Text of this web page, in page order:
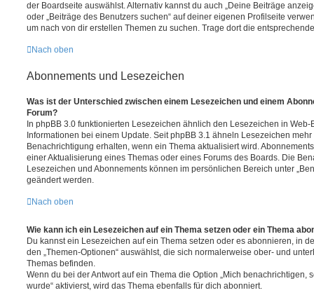
der Boardseite auswählst. Alternativ kannst du auch „Deine Beiträge
oder „Beiträge des Benutzers suchen“ auf deiner eigenen Profilseite
um nach von dir erstellen Themen zu suchen. Trage dort die
Nach oben
Abonnements und Lesezeichen
Was ist der Unterschied zwischen einem Lesezeichen und einem
Forum?
In phpBB 3.0 funktionierten Lesezeichen ähnlich den Lesezeichen in
Informationen bei einem Update. Seit phpBB 3.1 ähneln Lesezeichen
Benachrichtigung erhalten, wenn ein Thema aktualisiert wird.
einer Aktualisierung eines Themas oder eines Forums des Boards. Die
Lesezeichen und Abonnements können im persönlichen Bereich unter
geändert werden.
Nach oben
Wie kann ich ein Lesezeichen auf ein Thema setzen oder ein Thema
Du kannst ein Lesezeichen auf ein Thema setzen oder es abonnieren, in
den „Themen-Optionen“ auswählst, die sich normalerweise ober- und
Themas befinden.
Wenn du bei der Antwort auf ein Thema die Option „Mich benachrichtigen,
wurde“ aktivierst, wird das Thema ebenfalls für dich abonniert.